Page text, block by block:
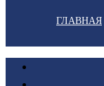
ГЛАВНАЯ